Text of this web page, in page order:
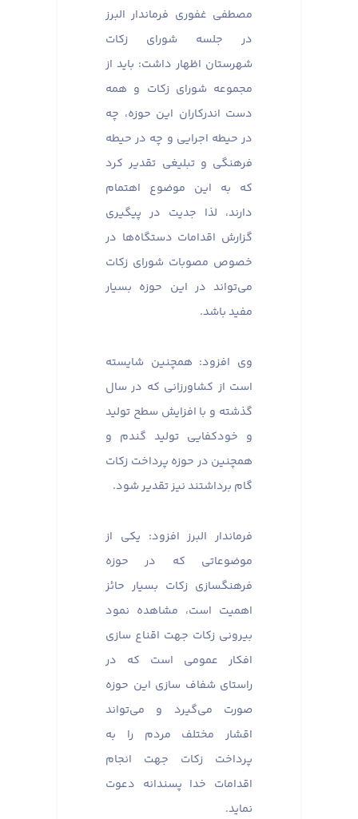
مصطفی غفوری فرماندار البرز
در جلسه شورای زکات
شهرستان اظهار داشت: باید از
مجموعه شورای زکات و همه
دست اندرکاران این حوزه، چه
در حیطه اجرایی و چه در حیطه
فرهنگی و تبلیغی تقدیر کرد
که به این موضوع اهتمام
دارند، لذا جدیت در پیگیری
گزارش اقدامات دستگاه‌ها در
خصوص مصوبات شورای زکات
می‌تواند در این حوزه بسیار
مفید باشد.
وی افزود: همچنین شایسته
است از کشاورزانی که در سال
گذشته و با افزایش سطح تولید
و خودکفایی تولید گندم و
همچنین در حوزه پرداخت زکات
گام برداشتند نیز تقدیر شود.
فرماندار البرز افزود: یکی از
موضوعاتی که در حوزه
فرهنگسازی زکات بسیار حائز
اهمیت است، مشاهده نمود
بیرونی زکات جهت اقناع سازی
افکار عمومی است که در
راستای شفاف سازی این حوزه
صورت می‌گیرد و می‌تواند
اقشار مختلف مردم را به
پرداخت زکات جهت انجام
اقدامات خدا پسندانه دعوت
نماید.